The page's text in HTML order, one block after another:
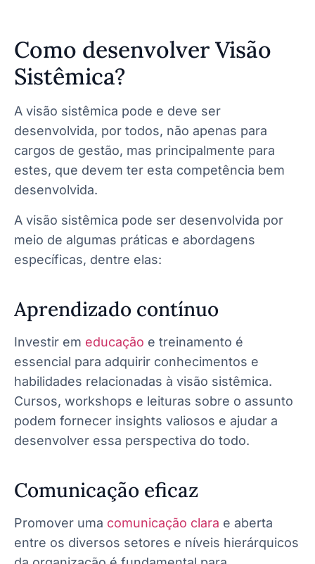
Como desenvolver Visão
Sistêmica?
A visão sistêmica pode e deve ser
desenvolvida, por todos, não apenas para
cargos de gestão, mas principalmente para
estes, que devem ter esta competência bem
desenvolvida.
A visão sistêmica pode ser desenvolvida por
meio de algumas práticas e abordagens
específicas, dentre elas:
Aprendizado contínuo
Investir em educação e treinamento é
essencial para adquirir conhecimentos e
habilidades relacionadas à visão sistêmica.
Cursos, workshops e leituras sobre o assunto
podem fornecer insights valiosos e ajudar a
desenvolver essa perspectiva do todo.
Comunicação eficaz
Promover uma comunicação clara e aberta
entre os diversos setores e níveis hierárquicos